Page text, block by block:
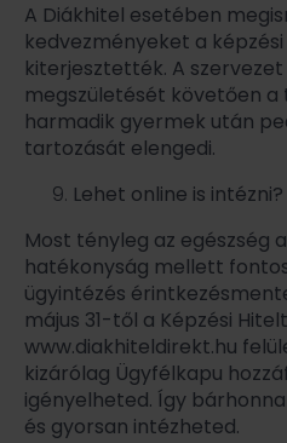
A Diákhitel esetében
kedvezményeket a
kiterjesztették. A
megszületését követően
harmadik gyermek után
tartozását elengedi.
Lehet online is intézni?
Most tényleg az egészség
hatékonyság mellett
ügyintézés
május 31-től a Képzési
www.diakhiteldirekt.hu
kizárólag Ügyfélkapu
igényelheted. Így
és gyorsan intézheted.